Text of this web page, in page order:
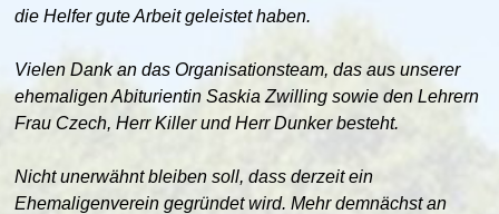
die Helfer gute Arbeit geleistet haben.
Vielen Dank an das Organisationsteam, das aus unserer
ehemaligen Abiturientin Saskia Zwilling sowie den Lehrern
Frau Czech, Herr Killer und Herr Dunker besteht.
Nicht unerwähnt bleiben soll, dass derzeit ein
Ehemaligenverein gegründet wird. Mehr demnächst an